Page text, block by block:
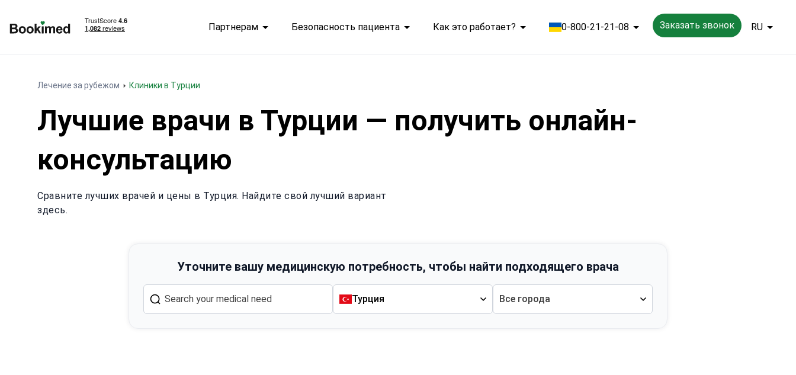
Партнерам Безопасность пациента Как это работает? 0-800-21-21-08 Заказать звонок RU
Лечение за рубежом Клиники в Турции
Лучшие врачи в Турции — получить онлайн-
консультацию
Сравните лучших врачей и цены в Турция. Найдите свой лучший вариант
здесь.
Уточните вашу медицинскую потребность, чтобы найти подходящего врача
Турция Все города